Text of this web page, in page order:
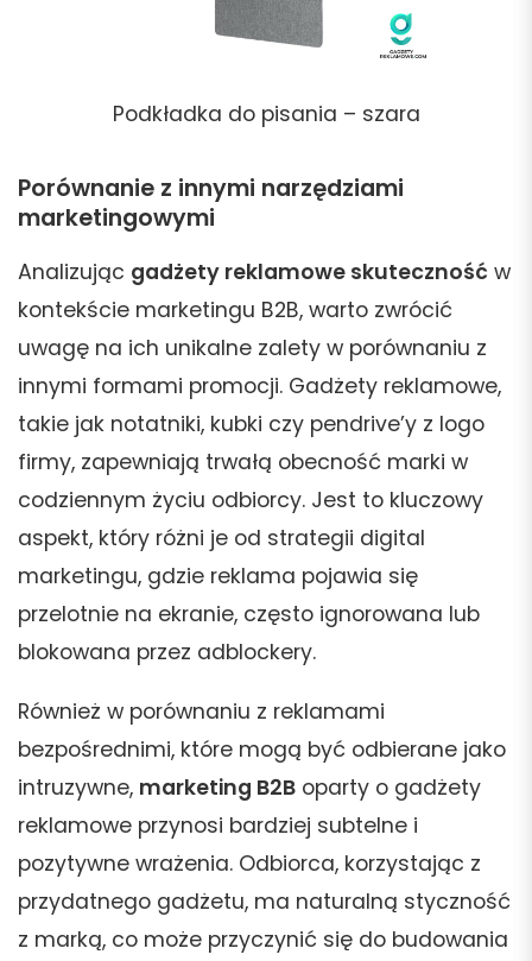
Podkładka do pisania – szara
Porównanie z innymi narzędziami
marketingowymi
Analizując gadżety reklamowe skuteczność w
kontekście marketingu B2B, warto zwrócić
uwagę na ich unikalne zalety w porównaniu z
innymi formami promocji. Gadżety reklamowe,
takie jak notatniki, kubki czy pendrive’y z logo
firmy, zapewniają trwałą obecność marki w
codziennym życiu odbiorcy. Jest to kluczowy
aspekt, który różni je od strategii digital
marketingu, gdzie reklama pojawia się
przelotnie na ekranie, często ignorowana lub
blokowana przez adblockery.
Również w porównaniu z reklamami
bezpośrednimi, które mogą być odbierane jako
intruzywne, marketing B2B oparty o gadżety
reklamowe przynosi bardziej subtelne i
pozytywne wrażenia. Odbiorca, korzystając z
przydatnego gadżetu, ma naturalną styczność
z marką, co może przyczynić się do budowania